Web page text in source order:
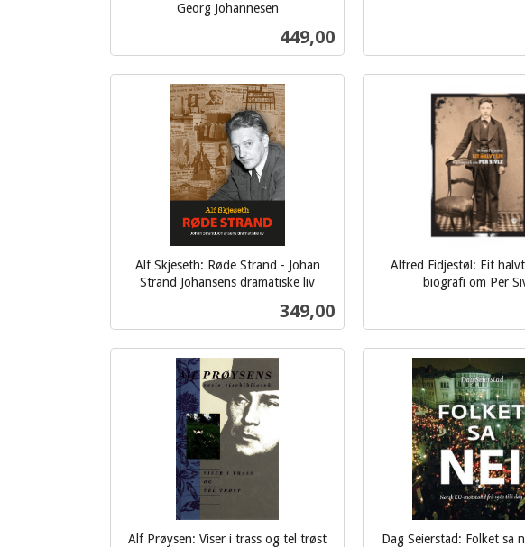
Georg Johannesen
Pris
449,00
Kjøp Kjøp
Alf Skjeseth: Røde Strand - Johan
Strand Johansens dramatiske liv
Pris
349,00
Kjøp
Alfred Fidjestøl: Eit
biografi om Per
Kjøp
Alf Prøysen: Viser i trass og tel trøst
Dag Seierstad: Folket sa